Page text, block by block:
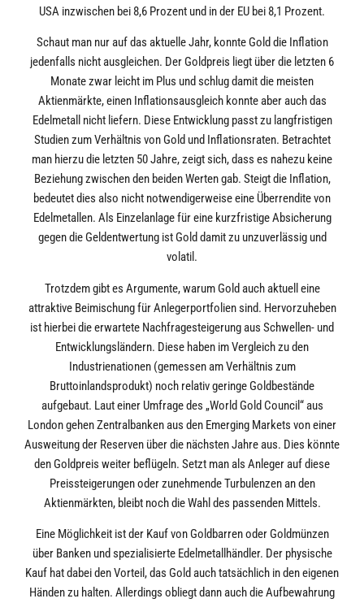
USA inzwischen bei 8,6 Prozent und in der EU bei 8,1 Prozent.
Schaut man nur auf das aktuelle Jahr, konnte Gold die Inflation
jedenfalls nicht ausgleichen. Der Goldpreis liegt über die letzten 6
Monate zwar leicht im Plus und schlug damit die meisten
Aktienmärkte, einen Inflationsausgleich konnte aber auch das
Edelmetall nicht liefern. Diese Entwicklung passt zu langfristigen
Studien zum Verhältnis von Gold und Inflationsraten. Betrachtet
man hierzu die letzten 50 Jahre, zeigt sich, dass es nahezu keine
Beziehung zwischen den beiden Werten gab. Steigt die Inflation,
bedeutet dies also nicht notwendigerweise eine Überrendite von
Edelmetallen. Als Einzelanlage für eine kurzfristige Absicherung
gegen die Geldentwertung ist Gold damit zu unzuverlässig und
volatil.
Trotzdem gibt es Argumente, warum Gold auch aktuell eine
attraktive Beimischung für Anlegerportfolien sind. Hervorzuheben
ist hierbei die erwartete Nachfragesteigerung aus Schwellen- und
Entwicklungsländern. Diese haben im Vergleich zu den
Industrienationen (gemessen am Verhältnis zum
Bruttoinlandsprodukt) noch relativ geringe Goldbestände
aufgebaut. Laut einer Umfrage des „World Gold Council“ aus
London gehen Zentralbanken aus den Emerging Markets von einer
Ausweitung der Reserven über die nächsten Jahre aus. Dies könnte
den Goldpreis weiter beflügeln. Setzt man als Anleger auf diese
Preissteigerungen oder zunehmende Turbulenzen an den
Aktienmärkten, bleibt noch die Wahl des passenden Mittels.
Eine Möglichkeit ist der Kauf von Goldbarren oder Goldmünzen
über Banken und spezialisierte Edelmetallhändler. Der physische
Kauf hat dabei den Vorteil, das Gold auch tatsächlich in den eigenen
Händen zu halten. Allerdings obliegt dann auch die Aufbewahrung